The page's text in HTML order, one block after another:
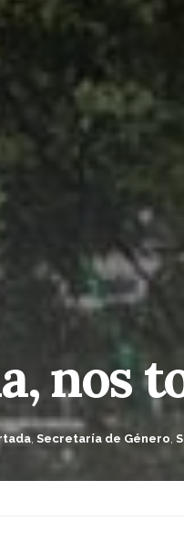
nos
, Secretaría de Género,